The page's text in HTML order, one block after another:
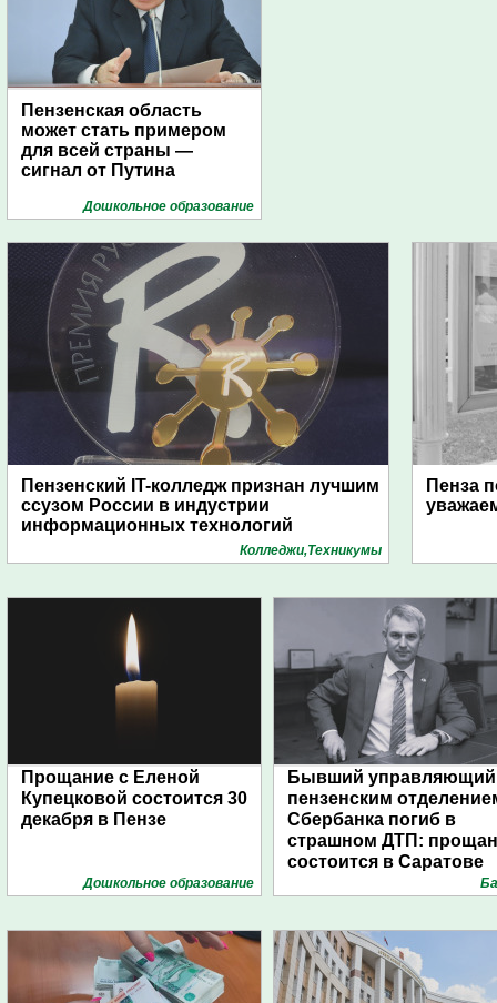
Пензенская область
может стать примером
для всей страны —
сигнал от Путина
Дошкольное образование
Пензенский IT-колледж признан лучшим
ссузом России в индустрии
информационных технологий
Колледжи,Техникумы
Пенза
Прощание с Еленой
Купецковой состоится 30
декабря в Пензе
Дошкольное образование
Бывший управляющий
пензенским
Сбербанка погиб в
страшном ДТП:
состоится в Саратове